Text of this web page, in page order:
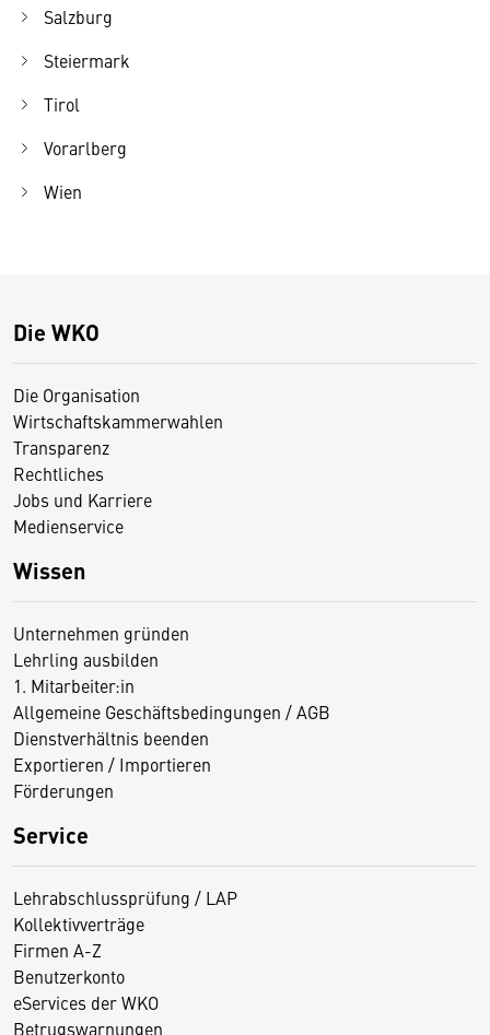
Salzburg
Steiermark
Tirol
Vorarlberg
Wien
Die WKO
Die Organisation
Wirtschaftskammerwahlen
Transparenz
Rechtliches
Jobs und Karriere
Medienservice
Wissen
Unternehmen gründen
Lehrling ausbilden
1. Mitarbeiter:in
Allgemeine Geschäftsbedingungen / AGB
Dienstverhältnis beenden
Exportieren / Importieren
Förderungen
Service
Lehrabschlussprüfung / LAP
Kollektivverträge
Firmen A-Z
Benutzerkonto
eServices der WKO
Betrugswarnungen